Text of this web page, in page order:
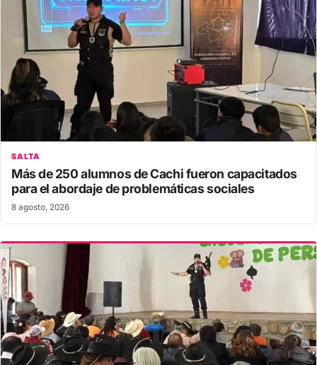
SALTA
Más de 250 alumnos de Cachi fueron capacitados
para el abordaje de problemáticas sociales
8 agosto, 2026